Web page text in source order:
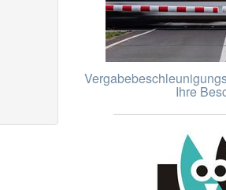
Ihre